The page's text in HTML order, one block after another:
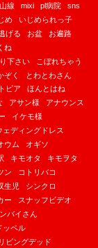
線 mixi pl病院
sns
め
いじめられっ子
げる お盆
お遍路
ね
下さい
こぼれちゃう
ぞく
とわとわさん
ピア
ほんとはね
アサン様
アナウンス
イケモ様
ェディングドレス
ウム
オギソ
キモオタ
キモヲタ
ン
コトリバコ
生児
シンクロ
ー
スナッフビデオ
バイさん
ッペル
ビングデッド